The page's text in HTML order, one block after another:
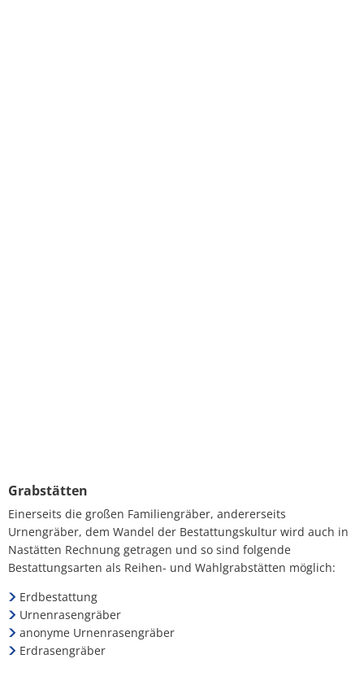
Grabstätten
Einerseits die großen Familiengräber, andererseits
Urnengräber, dem Wandel der Bestattungskultur wird auch in
Nastätten Rechnung getragen und so sind folgende
Bestattungsarten als Reihen- und Wahlgrabstätten möglich:
Erdbestattung
Urnenrasengräber
anonyme Urnenrasengräber
Erdrasengräber